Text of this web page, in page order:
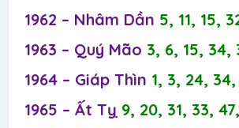
1962 – Nhâm Dần 5, 11, 15,
1963 – Quý Mão 3, 6, 15, 34,
1964 – Giáp Thìn 1, 3, 24,
1965 – Ất Tỵ 9, 20, 31, 33,